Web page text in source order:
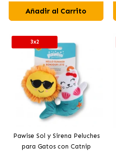
Añadir al Carrito
3x2
Pawise Sol y Sirena Peluches
para Gatos con Catnip